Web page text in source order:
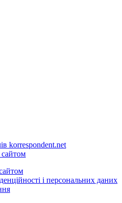
korrespondent.net
і персональних даних